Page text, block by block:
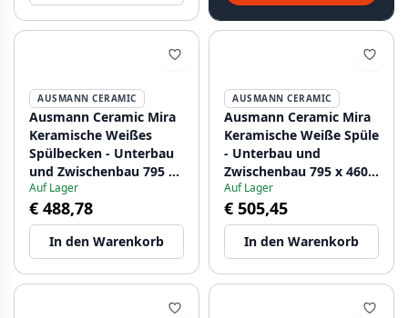
AUSMANN CERAMIC
Ausmann Ceramic Mira
Keramische Weißes
Spülbecken - Unterbau
und Zwischenbau 795 x
460 mm mit
Kupferstopfen
1208971467
Auf Lager
€ 488,78
In den Warenkorb
AUSMANN CERAMIC
Ausmann Ceramic Mira
Keramische Weiße Spüle
- Unterbau und
Zwischenbau 795 x 460
mm mit Gun Metal
Stecker 1208971468
Auf Lager
€ 505,45
In den Warenkorb